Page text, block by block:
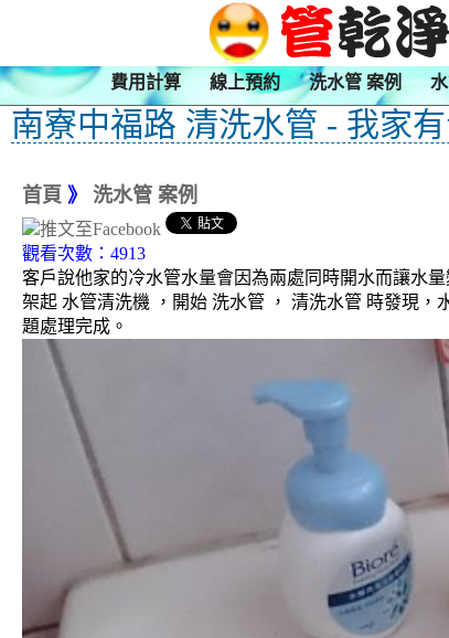
費用計算 線上預約 洗水管 案例
南寮中福路 清洗水管 - 我家
首頁 》 洗水管 案例
觀看次數：4913
客戶說他家的冷水管水量會因為兩處同時開水而讓水
架起 水管清洗機 ，開始 洗水管 ， 清洗水管 時發現
題處理完成。